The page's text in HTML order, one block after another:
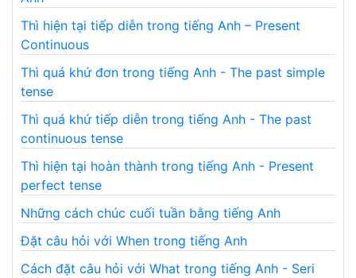
Thì hiện tại tiếp diễn trong tiếng Anh – Present
Continuous
Thì quá khứ đơn trong tiếng Anh - The past simple
tense
Thì quá khứ tiếp diễn trong tiếng Anh - The past
continuous tense
Thì hiện tại hoàn thành trong tiếng Anh - Present
perfect tense
Những cách chúc cuối tuần bằng tiếng Anh
Đặt câu hỏi với When trong tiếng Anh
Cách đặt câu hỏi với What trong tiếng Anh - Seri